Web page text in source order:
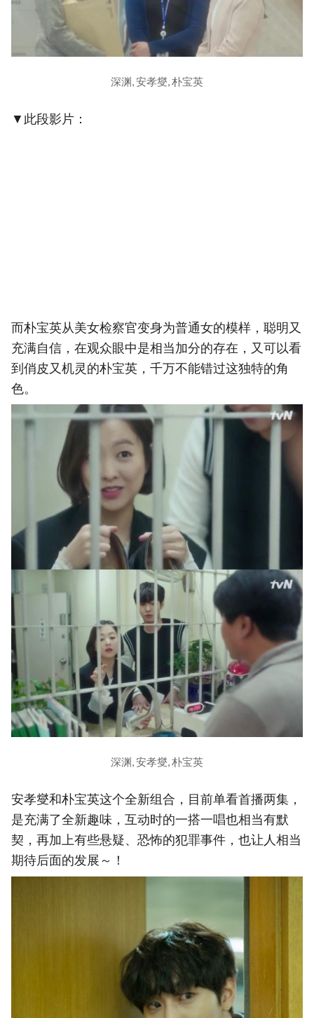
深渊, 安孝燮, 朴宝英
▼此段影片：
而朴宝英从美女检察官变身为普通女的模样，聪明又
充满自信，在观众眼中是相当加分的存在，又可以看
到俏皮又机灵的朴宝英，千万不能错过这独特的角
色。
深渊, 安孝燮, 朴宝英
安孝燮和朴宝英这个全新组合，目前单看首播两集，
是充满了全新趣味，互动时的一搭一唱也相当有默
契，再加上有些悬疑、恐怖的犯罪事件，也让人相当
期待后面的发展～！